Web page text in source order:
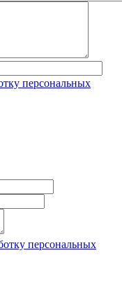
персональных
персональных